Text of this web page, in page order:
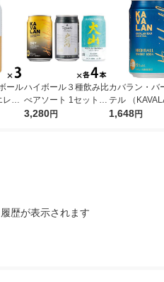
ール
レガ
ハイボール３種飲み比
べアソート 1セット(1
2本) 限定
3,280円
カバラン・バ
テル （
イボール
1,648円
歴が表示されます